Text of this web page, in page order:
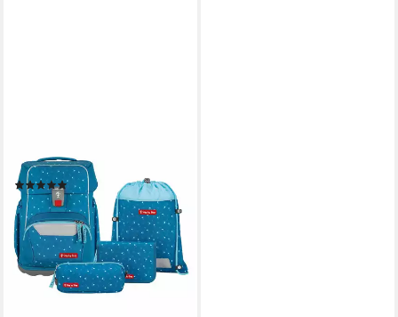
Schulranzen Basis (4-tlg), PET
(14)
ab 179,99 € UVP 199,99 €
-10%
lieferbar - in 2-3 Werktagen bei dir
+2